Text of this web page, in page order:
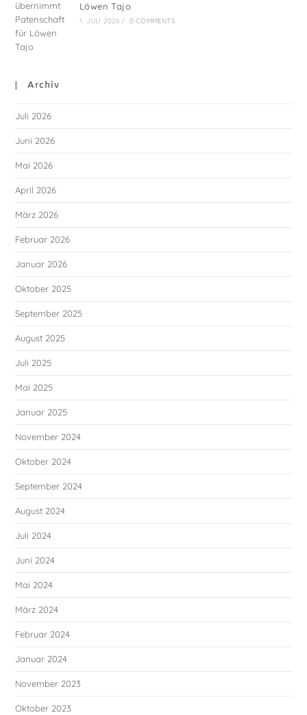
Löwen Tajo
1. JULI 2026 / 0 COMMENTS
Archiv
Juli 2026
Juni 2026
Mai 2026
April 2026
März 2026
Februar 2026
Januar 2026
Oktober 2025
September 2025
August 2025
Juli 2025
Mai 2025
Januar 2025
November 2024
Oktober 2024
September 2024
August 2024
Juli 2024
Juni 2024
Mai 2024
März 2024
Februar 2024
Januar 2024
November 2023
Oktober 2023